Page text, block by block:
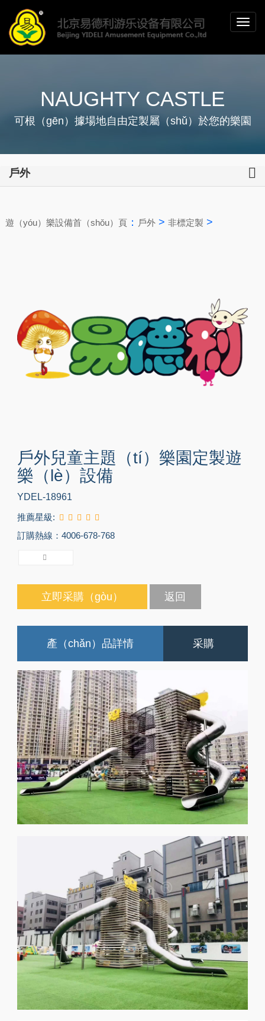
NAUGHTY CASTLE
可根（gēn）據場地自由定製屬（shǔ）於您的樂園
戶外
遊（yóu）樂設備首（shǒu）頁： 戶外> 非標定製 >
戶外兒童主題（tí）樂園定製遊
樂（lè）設備
YDEL-18961
推薦星級:
訂購熱線：4006-678-768
立即采購（gòu） 返回
產（chǎn）品詳情 采購